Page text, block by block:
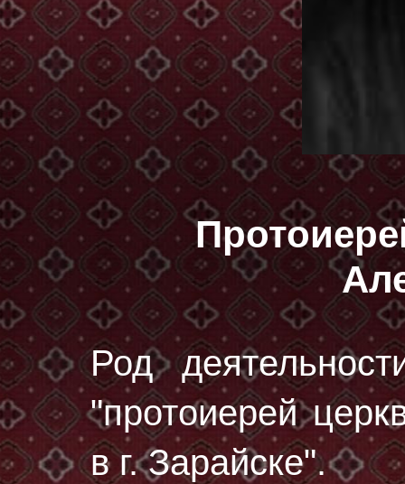
Род
"протоиерей
в г. Зарайске".